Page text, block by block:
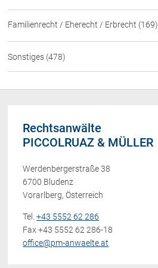
Familienrecht / Eherecht / Erbrecht (169)
Sonstiges (478)
Rechtsanwälte
PICCOLRUAZ & MÜLLER
Werdenbergerstraße 38
6700 Bludenz
Vorarlberg, Österreich
Tel.+43 5552 62 286
Fax +43 5552 62 286-18
office@pm-anwaelte.at